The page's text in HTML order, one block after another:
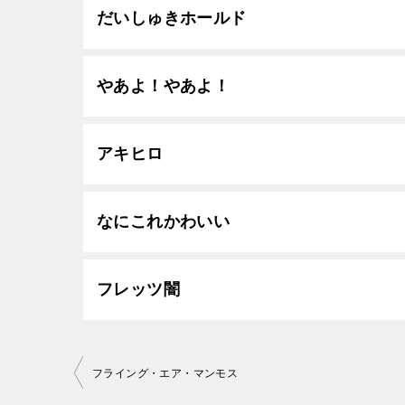
だいしゅきホールド
やあよ！やあよ！
アキヒロ
なにこれかわいい
フレッツ闇
投
フライング・エア・マンモス